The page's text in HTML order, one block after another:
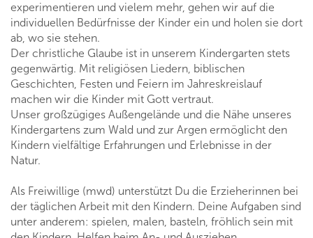
experimentieren und vielem mehr, gehen wir auf die
individuellen Bedürfnisse der Kinder ein und holen sie dort
ab, wo sie stehen.
Der christliche Glaube ist in unserem Kindergarten stets
gegenwärtig. Mit religiösen Liedern, biblischen
Geschichten, Festen und Feiern im Jahreskreislauf
machen wir die Kinder mit Gott vertraut.
Unser großzügiges Außengelände und die Nähe unseres
Kindergartens zum Wald und zur Argen ermöglicht den
Kindern vielfältige Erfahrungen und Erlebnisse in der
Natur.
Als Freiwillige (mwd) unterstützt Du die Erzieherinnen bei
der täglichen Arbeit mit den Kindern. Deine Aufgaben sind
unter anderem: spielen, malen, basteln, fröhlich sein mit